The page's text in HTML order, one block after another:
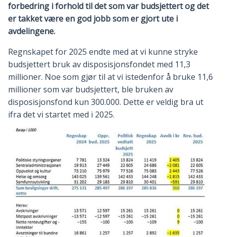
forbedring i forhold til det som var budsjettert og det
er takket være en god jobb som er gjort ute i
avdelingene.
Regnskapet for 2025 endte med at vi kunne stryke
budsjettert bruk av disposisjonsfondet med 11,3
millioner. Noe som gjør til at vi istedenfor å bruke 11,6
millioner som var budsjettert, ble bruken av
disposisjonsfond kun 300.000. Dette er veldig bra ut
ifra det vi startet med i 2025.